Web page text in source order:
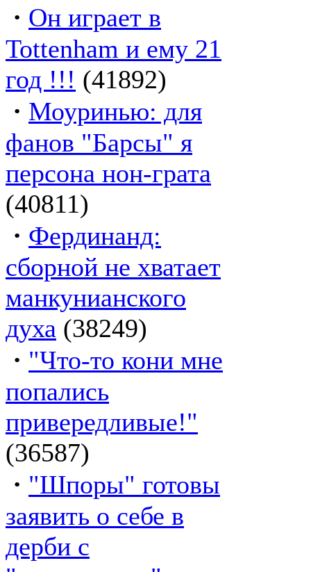
· Он играет в
Tottenham и ему 21
год !!! (41892)
· Моуринью: для
фанов "Барсы" я
персона нон-грата
(40811)
· Фердинанд:
сборной не хватает
манкунианского
духа (38249)
· "Что-то кони мне
попались
привередливые!"
(36587)
· "Шпоры" готовы
заявить о себе в
дерби с